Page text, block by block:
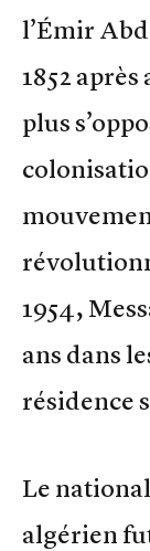
l’Émir
1852
plus
1954,
ans dans
résidence
Le
algérien